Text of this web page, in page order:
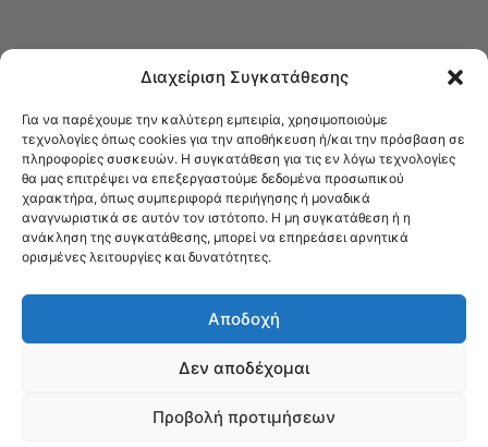
Διαχείριση Συγκατάθεσης
Για να παρέχουμε την καλύτερη εμπειρία, χρησιμοποιούμε
τεχνολογίες όπως cookies για την αποθήκευση ή/και την πρόσβαση σε
πληροφορίες συσκευών. Η συγκατάθεση για τις εν λόγω τεχνολογίες
θα μας επιτρέψει να επεξεργαστούμε δεδομένα προσωπικού
χαρακτήρα, όπως συμπεριφορά περιήγησης ή μοναδικά
αναγνωριστικά σε αυτόν τον ιστότοπο. Η μη συγκατάθεση ή η
ανάκληση της συγκατάθεσης, μπορεί να επηρεάσει αρνητικά
ορισμένες λειτουργίες και δυνατότητες.
Αποδοχή
Δεν αποδέχομαι
Προβολή προτιμήσεων
Στο Καφενείο θα βρείτε όλες τις ειδήσεις που αφορούν την Νέα
Φιλαδέλφεια και τη Νέα Χαλκηδόνα, καυτή αρθρογραφία, καθώς και
όλα τα νέα που σας αφορούν.